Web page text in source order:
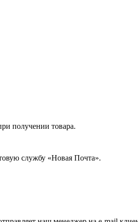
получении товара.
службу «Новая Почта».